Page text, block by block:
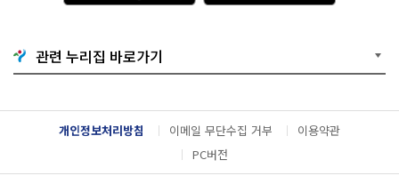
기
G
o
g
l
e
l
e
서
다
운
드
관련 누리집 바로가기
개인정보처리방침 이메일 무단수집 거부
이용약관
PC버전